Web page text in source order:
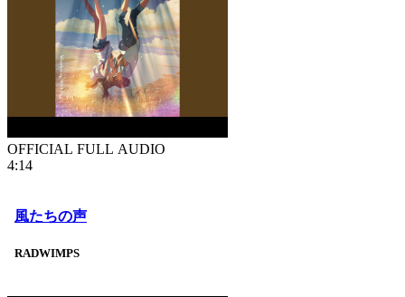
OFFICIAL FULL AUDIO
4:14
風たちの声
RADWIMPS